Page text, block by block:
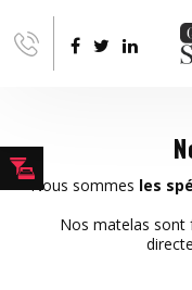
Nous sommes les
Nos matelas sont